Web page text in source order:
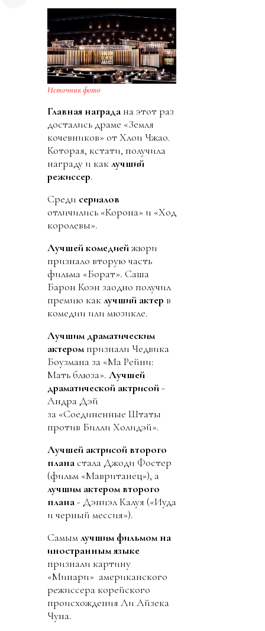
Источник фото
Главная награда на этот раз
достались драме «Земля
кочевников» от Хлои Чжао.
Которая, кстати, получила
награду и каклучший
режиссер.
Среди сериалов
отличились «Корона» и «Ход
королевы».
Лучшей комедиейжюри
признало вторую часть
фильма «Борат». Саша
Барон Коэн заодно получил
премию каклучший актер в
комедии или мюзикле.
Лучшим драматическим
актером признали Чедвика
Боузмана за «Ма Рейни:
Мать блюза». Лучшей
драматической актрисой-
Андра Дэй
за «Соединенные Штаты
против Билли Холидэй».
Лучшей актрисой второго
плана стала Джоди Фостер
(фильм «Мавританец»), а
лучшим актером второго
плана- Дэниэл Калуя («Иуда
и черный мессия»).
Самымлучшим фильмом на
иностранным языке
признали картину
«Минари» американского
режиссера корейского
происхождения Ли Айзека
Чуна.